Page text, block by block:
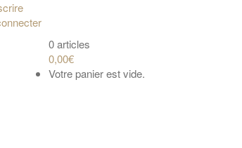
0 articles
0,00€
Votre panier est vide.